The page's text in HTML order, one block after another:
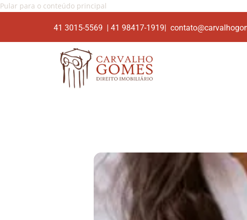
Pular para o conteúdo principal
41 3015-5569 | 41 98417-1919|